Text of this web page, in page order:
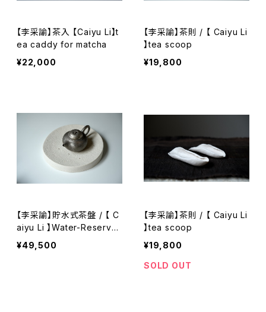
【李采諭】茶入 【Caiyu Li】t
ea caddy for matcha
¥22,000
【李采諭】茶則 / 【 Caiyu Li
】tea scoop
¥19,800
【李采諭】貯水式茶盤 / 【 C
aiyu Li 】Water-Reservoi
r Tea Tray
¥49,500
【李采諭】茶則 / 【 Caiyu Li
】tea scoop
¥19,800
SOLD OUT